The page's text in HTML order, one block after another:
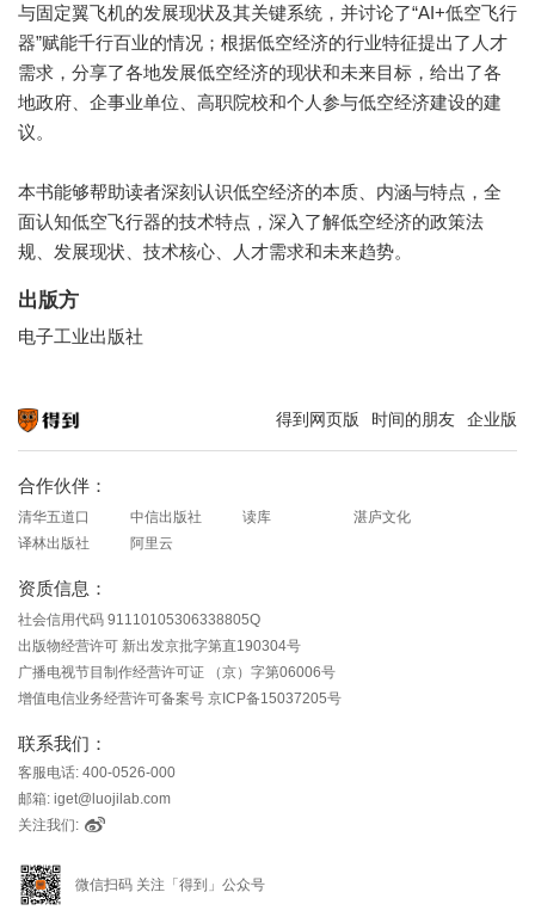
与固定翼飞机的发展现状及其关键系统，并讨论了“AI+低空飞行
器”赋能千行百业的情况；根据低空经济的行业特征提出了人才
需求，分享了各地发展低空经济的现状和未来目标，给出了各
地政府、企事业单位、高职院校和个人参与低空经济建设的建
议。
本书能够帮助读者深刻认识低空经济的本质、内涵与特点，全
面认知低空飞行器的技术特点，深入了解低空经济的政策法
规、发展现状、技术核心、人才需求和未来趋势。
出版方
电子工业出版社
得到网页版 时间的朋友 企业版
合作伙伴：
清华五道口 中信出版社 读库
湛庐文化
译林出版社
阿里云
资质信息：
社会信用代码 91110105306338805Q
出版物经营许可 新出发京批字第直190304号
广播电视节目制作经营许可证 （京）字第06006号
增值电信业务经营许可备案号 京ICP备15037205号
联系我们：
客服电话: 400-0526-000
邮箱: iget@luojilab.com
关注我们:
微信扫码 关注「得到」公众号